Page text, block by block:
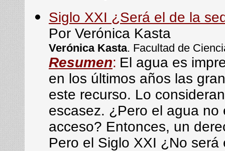
Siglo XXI ¿Será el de la
Por Verónica Kasta
Verónica Kasta. Facultad de
Resumen: El agua es
en los últimos años las
este recurso. Lo
escasez. ¿Pero el agua
acceso? Entonces, un
Pero el Siglo XXI ¿No será